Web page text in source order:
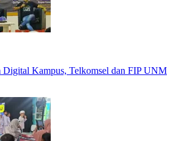
Digital Kampus, Telkomsel dan FIP UNM